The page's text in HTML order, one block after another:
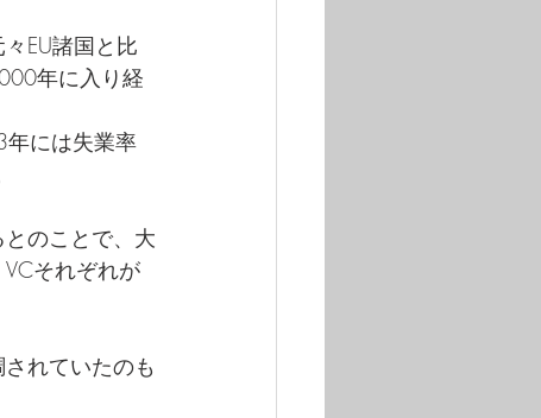
EU諸国と比
年に入り経
には失業率
のことで、大
それぞれが
れていたのも